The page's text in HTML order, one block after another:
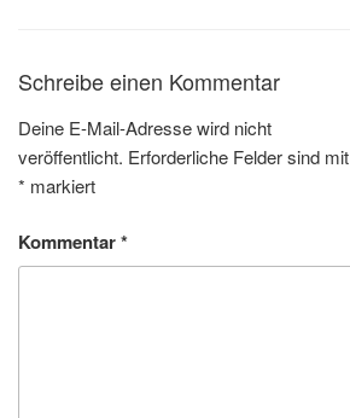
Schreibe einen Kommentar
Deine E-Mail-Adresse wird nicht
veröffentlicht. Erforderliche Felder sind mit
* markiert
Kommentar*